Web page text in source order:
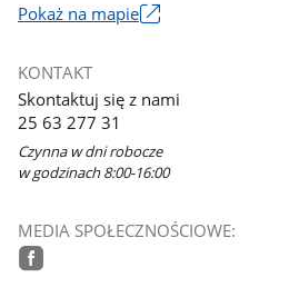
Pokaż na mapieLink
nowym
KONTAKT
Skontaktuj się z nami
25 63 277 31
Czynna w dni robocze
w godzinach 8:00-16:00
MEDIA SPOŁECZNOŚCIOWE: